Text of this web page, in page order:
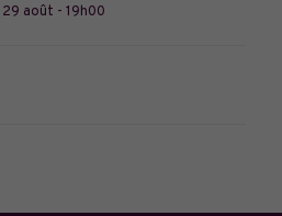
29 août - 19h00